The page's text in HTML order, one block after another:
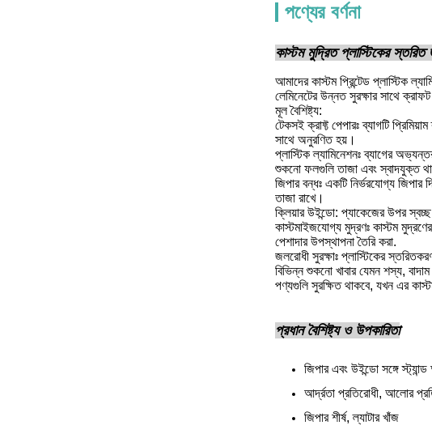
পণ্যের বর্ণনা
কাস্টম মুদ্রিত প্লাস্টিকের
আমাদের কাস্টম প্রিন্টেড প্লাস্টিক
লেমিনেটের উন্নত সুরক্ষার সাথে
মূল বৈশিষ্ট্য:
টেকসই ক্রাফ্ট পেপারঃ ব্যাগটি
সাথে অনুরণিত হয়।
প্লাস্টিক ল্যামিনেশনঃ ব্যাগের
শুকনো ফলগুলি তাজা এবং স্বাদযুক্ত
জিপার বন্ধঃ একটি নির্ভরযোগ্য
তাজা রাখে।
ক্লিয়ার উইন্ডো: প্যাকেজের উপর
কাস্টমাইজযোগ্য মুদ্রণঃ কাস্টম
পেশাদার উপস্থাপনা তৈরি করা.
জলরোধী সুরক্ষাঃ প্লাস্টিকের
বিভিন্ন শুকনো খাবার যেমন শস্য,
পণ্যগুলি সুরক্ষিত থাকবে, যখন এর
প্রধান বৈশিষ্ট্য ও উপকারিতা
জিপার এবং উইন্ডো সঙ্গে
আর্দ্রতা প্রতিরোধী, আলোর
জিপার শীর্ষ, ল্যাটার খাঁজ